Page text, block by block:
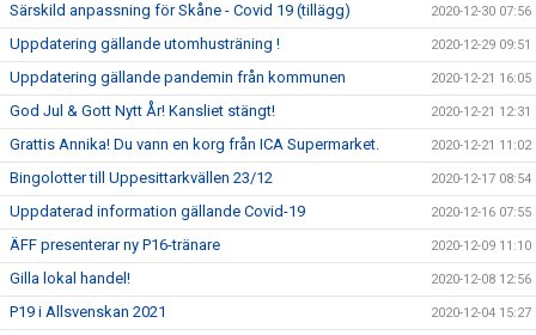
Särskild anpassning för Skåne - Covid 19 (tillägg) 2020-12-30 07:56
Uppdatering gällande utomhusträning ! 2020-12-29 09:51
Uppdatering gällande pandemin från kommunen 2020-12-21 16:05
God Jul & Gott Nytt År! Kansliet stängt! 2020-12-21 12:31
Grattis Annika! Du vann en korg från ICA Supermarket. 2020-12-21 11:02
Bingolotter till Uppesittarkvällen 23/12 2020-12-17 08:54
Uppdaterad information gällande Covid-19 2020-12-16 07:55
ÄFF presenterar ny P16-tränare 2020-12-09 11:10
Gilla lokal handel! 2020-12-08 12:56
P19 i Allsvenskan 2021 2020-12-04 15:27